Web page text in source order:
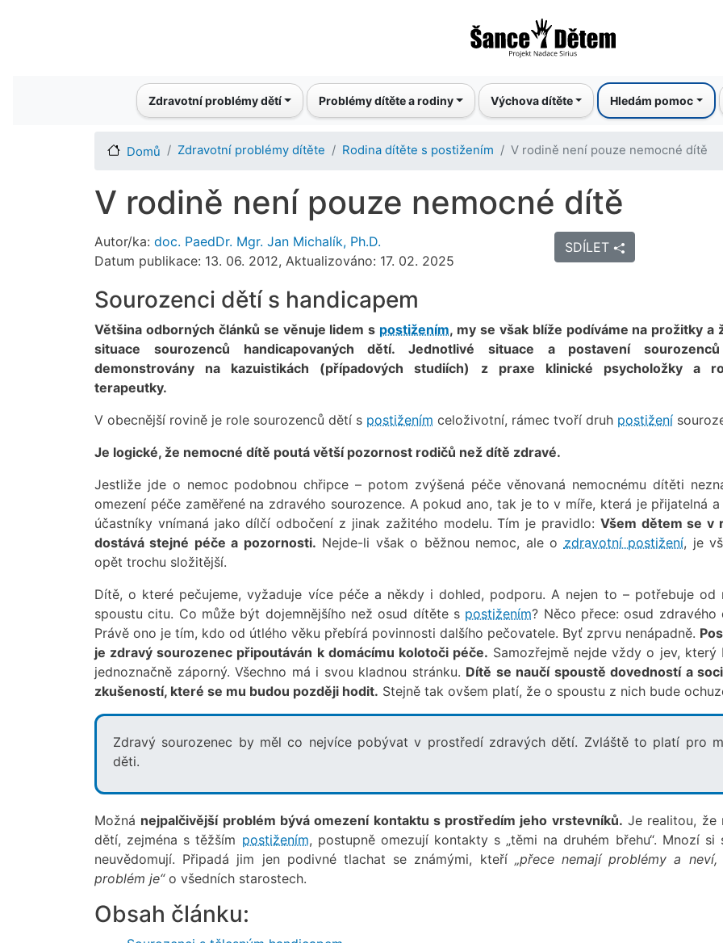
k
hlavnímu
Main navigationZdravotní problémy dětí Problémy dítěte a rodiny Výchova dítěte Hledám pomoc
Domů Zdravotní problémy dítěte Rodina dítěte s postižením V rodině není pouze nemocné dítě
V rodině není pouze nemocné dítě
Autor/ka: doc. PaedDr. Mgr. Jan Michalík, Ph.D.
Datum publikace: 13. 06. 2012, Aktualizováno: 17. 02. 2025
SDÍLET
Sourozenci dětí s handicapem
Většina odborných článků se věnuje lidem s postižením, my se však blíže podíváme na prožitky a
situace sourozenců handicapovaných dětí. Jednotlivé situace a postavení
demonstrovány na kazuistikách (případových studiích) z praxe klinické psycholožky a
terapeutky.
V obecnější rovině je role sourozenců dětí s postižením celoživotní, rámec tvoří druh postižení
Je logické, že nemocné dítě poutá větší pozornost rodičů než dítě zdravé.
Jestliže jde o nemoc podobnou chřipce – potom zvýšená péče věnovaná nemocnému dítěti
omezení péče zaměřené na zdravého sourozence. A pokud ano, tak je to v míře, která je přijatelná a
účastníky vnímaná jako dílčí odbočení z jinak zažitého modelu. Tím je pravidlo: Všem dětem se v
dostává stejné péče a pozornosti. Nejde-li však o běžnou nemoc, ale o zdravotní postižení, je
opět trochu složitější.
Dítě, o které pečujeme, vyžaduje více péče a někdy i dohled, podporu. A nejen to – potřebuje od
spoustu citu. Co může být dojemnějšího než osud dítěte s postižením? Něco přece: osud zdravého
Právě ono je tím, kdo od útlého věku přebírá povinnosti dalšího pečovatele. Byť zprvu nenápadně.
je zdravý sourozenec připoutáván k domácímu kolotoči péče. Samozřejmě nejde vždy o jev, který
jednoznačně záporný. Všechno má i svou kladnou stránku. Dítě se naučí spoustě dovedností a
zkušeností, které se mu budou později hodit. Stejně tak ovšem platí, že o spoustu z nich bude
Zdravý sourozenec by měl co nejvíce pobývat v prostředí zdravých dětí. Zvláště to platí pro
děti.
Možná nejpalčivější problém bývá omezení kontaktu s prostředím jeho vrstevníků. Je realitou, že
dětí, zejména s těžším postižením, postupně omezují kontakty s „těmi na druhém břehu“. Mnozí si
neuvědomují. Připadá jim jen podivné tlachat se známými, kteří „přece nemají problémy a
problém je“o všedních starostech.
Obsah článku: